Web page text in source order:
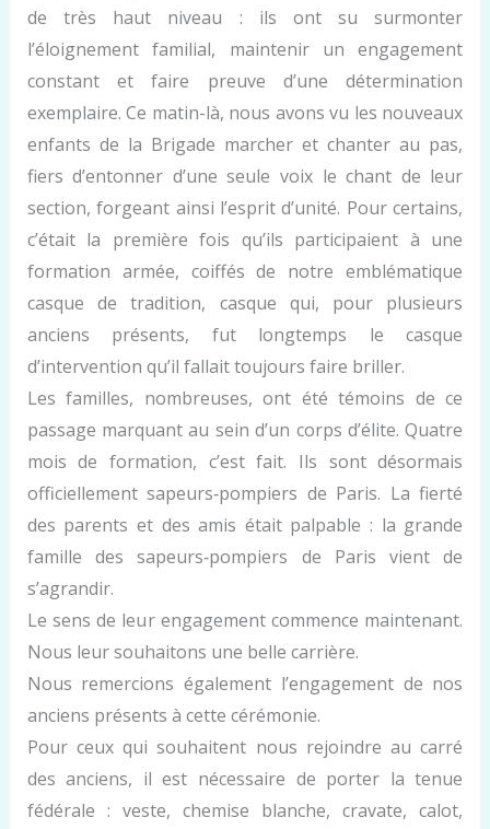
de très haut niveau : ils ont su surmonter
l’éloignement familial, maintenir un engagement
constant et faire preuve d’une détermination
exemplaire. Ce matin-là, nous avons vu les nouveaux
enfants de la Brigade marcher et chanter au pas,
fiers d’entonner d’une seule voix le chant de leur
section, forgeant ainsi l’esprit d’unité. Pour certains,
c’était la première fois qu’ils participaient à une
formation armée, coiffés de notre emblématique
casque de tradition, casque qui, pour plusieurs
anciens présents, fut longtemps le casque
d’intervention qu’il fallait toujours faire briller.
Les familles, nombreuses, ont été témoins de ce
passage marquant au sein d’un corps d’élite. Quatre
mois de formation, c’est fait. Ils sont désormais
officiellement sapeurs‑pompiers de Paris. La fierté
des parents et des amis était palpable : la grande
famille des sapeurs‑pompiers de Paris vient de
s’agrandir.
Le sens de leur engagement commence maintenant.
Nous leur souhaitons une belle carrière.
Nous remercions également l’engagement de nos
anciens présents à cette cérémonie.
Pour ceux qui souhaitent nous rejoindre au carré
des anciens, il est nécessaire de porter la tenue
fédérale : veste, chemise blanche, cravate, calot,